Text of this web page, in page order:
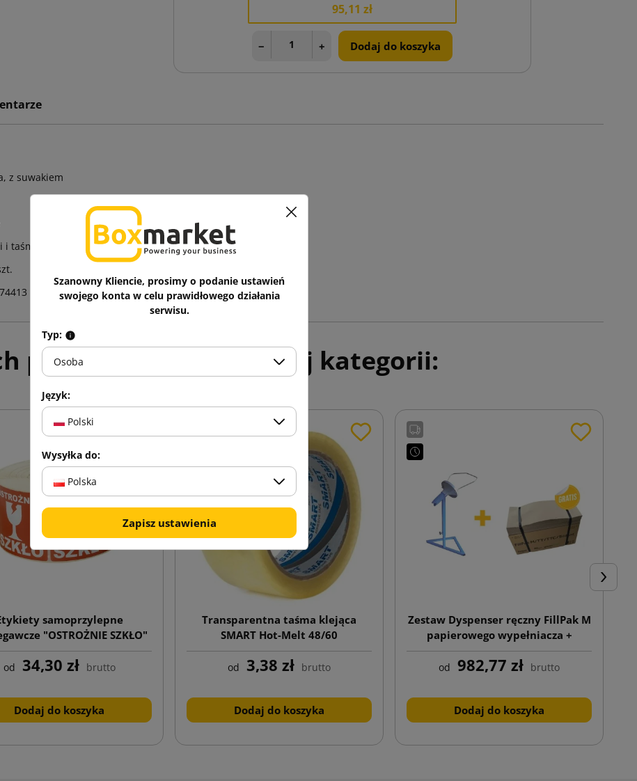
95,11 zł
− + Dodaj do koszyka
z suwakiem
i taśm, cięcie hobbistyczne, cięcie kartonu, cięcie worków
produktów w tej samej kategorii:
samoprzylepne
"OSTROŻNIE SZKŁO"
rolka 1000 szt.
od 34,30 zł brutto
Dodaj do koszyka
Transparentna taśma klejąca
SMART Hot-Melt 48/60
od 3,38 zł brutto
Dodaj do koszyka
Zestaw Dyspenser ręczny FillPak M
papierowego wypełniacza +
Papierowy wypełniacz Greenline
70g 350x380
od 982,77 zł brutto
Dodaj do koszyka
Szanowny Kliencie, prosimy o podanie ustawień
swojego konta w celu prawidłowego działania
serwisu.
Typ:
Osoba
Język:
Polski
Wysyłka do:
Polska
Zapisz ustawienia